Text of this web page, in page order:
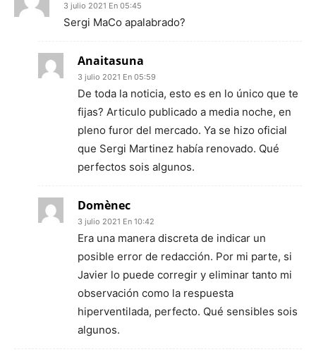
3 julio 2021 En 05:45
Sergi MaCo apalabrado?
Anaitasuna
3 julio 2021 En 05:59
De toda la noticia, esto es en lo único que te
fijas? Articulo publicado a media noche, en
pleno furor del mercado. Ya se hizo oficial
que Sergi Martinez había renovado. Qué
perfectos sois algunos.
Domènec
3 julio 2021 En 10:42
Era una manera discreta de indicar un
posible error de redacción. Por mi parte, si
Javier lo puede corregir y eliminar tanto mi
observación como la respuesta
hiperventilada, perfecto. Qué sensibles sois
algunos.